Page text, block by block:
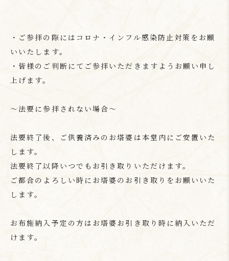
・ご参拝の際にはコロナ・インフル感染防止対策をお願
いいたします。
・皆様のご判断にてご参拝いただきますようお願い申し
上げます。
～法要に参拝されない場合～
法要終了後、ご供養済みのお塔婆は本堂内にご安置いた
します。
法要終了以降いつでもお引き取りいただけます。
ご都合のよろしい時にお塔婆のお引き取りをお願いいた
します。
お布施納入予定の方はお塔婆お引き取り時に納入いただ
けます。